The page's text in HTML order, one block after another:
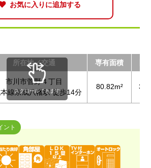
お気に入りに追加する
所在地／交通 専有面積
市川市菅野４丁目
線京成八幡駅 徒歩14分
80.82m²
スクロールできます
ント